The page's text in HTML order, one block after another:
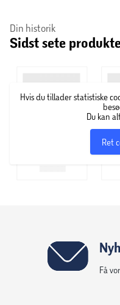
områderne Frascati og
Rom. Blandt Femars
Din historik
Sidst sete
Hvis du tillader statistiske
Du kan
Ret
Få